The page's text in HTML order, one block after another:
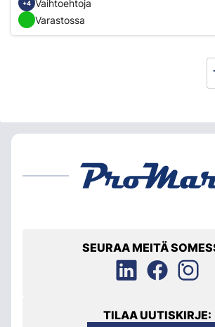
+4 Vaihtoehtoja
Varastossa
SEURAA MEITÄ
TILAA UUTISKIRJE: